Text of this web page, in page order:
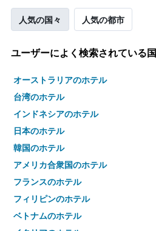
人気の国々 人気の都市
ユーザーによく検索されている国
オーストラリアのホテル
台湾のホテル
インドネシアのホテル
日本のホテル
韓国のホテル
アメリカ合衆国のホテル
フランスのホテル
フィリピンのホテル
ベトナムのホテル